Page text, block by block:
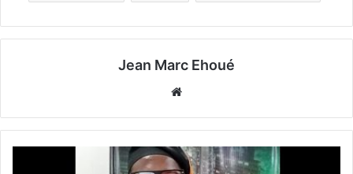
Jean Marc Ehoué